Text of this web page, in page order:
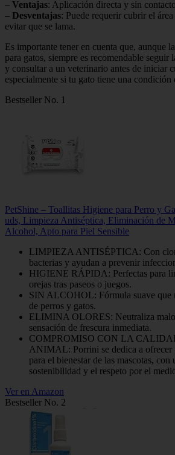
– Ventajas: Aplicación directa y sin
– Desventajas: Puede requerir cubrir el
evitar que se lama.
Es importante tener en cuenta que, aunque
para gatos, siempre es recomendable seguir
y consultar a un veterinario antes de iniciar
especialmente si tu gato tiene una condición
Bestseller No. 1
PetShine – Toallitas Higiene para Perro y
uds, Limpieza Antiséptica, Eliminación de
Alcohol, Apto para Piel Sensible
LIMPIEZA ANTISÉPTICA: Con
bacterias y ayudan a prevenir
HIGIENE RÁPIDA: Perfectas para
orejas tras paseos o juegos.
SIN ALCOHOL: Fórmula suave que
de perros y gatos.
ELIMINA OLORES: Neutraliza
sensación de frescura inmediata.
COMPROMISO CON LA
ANIMAL: Porrini se dedica a ofrecer
para el bienestar de las mascotas, con
sostenibilidad y el respeto por el
Ver en Amazon
Bestseller No. 2